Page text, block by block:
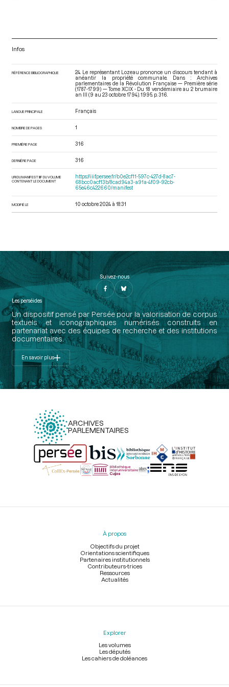
Infos
RÉFÉRENCE BIBLIOGRAPHIQUE
24. Le représentant Lozeau prononce un discours tendant à
anéantir la propriété communale. Dans : Archives
parlementaires de la Révolution Française — Première série
(1787-1799) — Tome XCIX - Du 18 vendémiaire au 2 brumaire
an III (9 au 23 octobre 1794) . 1995. p. 316.
LANGUE PRINCIPALE Français
NOMBRE DE PAGES 1
PREMIÈRE PAGE 316
DERNIÈRE PAGE 316
URI DU MANIFEST IIIF DU VOLUME
CONTENANT LE DOCUMENT
https://iiif.persee.fr/b0e2cf11-597c-427d-8ac7-
68bcc0acf13b/8cad94a3-a91a-4f09-92cb-
65e46c422660/manifest
MODIFIÉ LE 10 octobre 2024 à 18:31
Suivez-nous
Les perséides
Un dispositif pensé par Persée pour la valorisation de corpus
textuels et iconographiques numérisés construits en
partenariat avec des équipes de recherche et des institutions
documentaires.
En savoir plus
ARCHIVES
PARLEMENTAIRES
Menu
À propos
Objectifs du projet
Orientations scientifiques
Partenaires institutionnels
Contributeurs-trices
Ressources
Actualités
Explorer
Les volumes
Les députés
Les cahiers de doléances